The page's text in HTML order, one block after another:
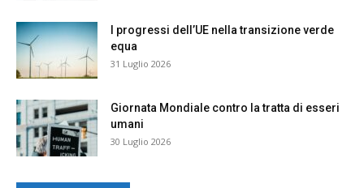
I progressi dell’UE nella transizione verde
equa
31 Luglio 2026
Giornata Mondiale contro la tratta di esseri
umani
30 Luglio 2026